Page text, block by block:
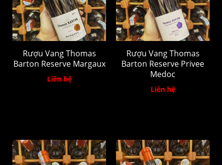
Rượu Vang Thomas
Barton Reserve Margaux
Liên hệ
Rượu Vang Thomas
Barton Reserve Privee
Medoc
Liên hệ